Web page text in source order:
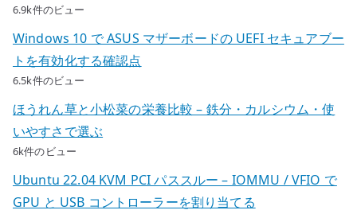
6.9k件のビュー
Windows 10 で ASUS マザーボードの UEFI セキュアブー
トを有効化する確認点
6.5k件のビュー
ほうれん草と小松菜の栄養比較 – 鉄分・カルシウム・使
いやすさで選ぶ
6k件のビュー
Ubuntu 22.04 KVM PCI パススルー – IOMMU / VFIO で
GPU と USB コントローラーを割り当てる